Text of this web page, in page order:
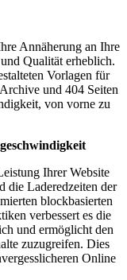
Annäherung an Ihre
Qualität erheblich.
Vorlagen für
und 404 Seiten
von vorne zu
Ihrer Website
die Laderedzeiten der
blockbasierten
verbessert es die
und ermöglicht den
zuzugreifen. Dies
Online